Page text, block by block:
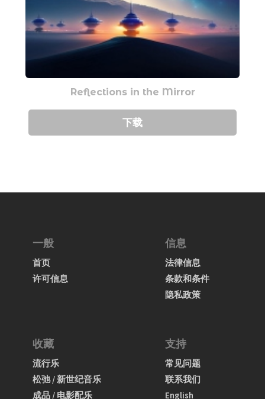
Reflections in the Mirror
下载
一般
首页
许可信息
信息
法律信息
条款和条件
隐私政策
收藏
流行乐
松弛 / 新世纪音乐
成品 / 电影配乐
支持
常见问题
联系我们
English